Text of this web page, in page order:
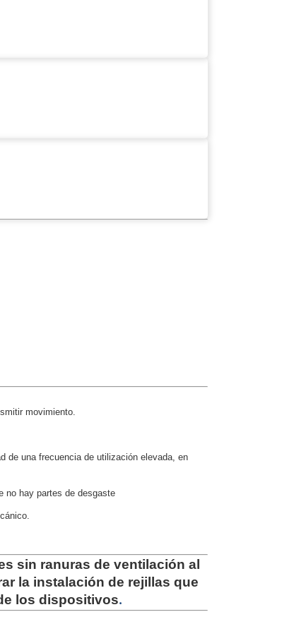
movimiento.
de una frecuencia de utilización elevada, en
no hay partes de desgaste
sin ranuras de ventilación al
la instalación de rejillas que
los dispositivos.